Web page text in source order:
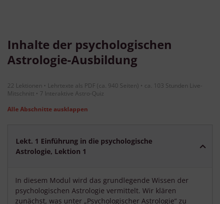
Inhalte der psychologischen
Astrologie-Ausbildung
22 Lektionen • Lehrtexte als PDF (ca. 940 Seiten) • ca. 103 Stunden Live-
Mitschnitt • 7 Interaktive Astro-Quiz
Alle Abschnitte ausklappen
Lekt. 1 Einführung in die psychologische
Astrologie, Lektion 1
In diesem Modul wird das grundlegende Wissen der
psychologischen Astrologie vermittelt. Wir klären
zunächst, was unter „Psychologischer Astrologie“ zu